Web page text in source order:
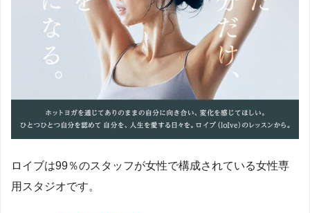
ロイブは99％のスタッフが女性で構成されている女性専
用スタジオです。